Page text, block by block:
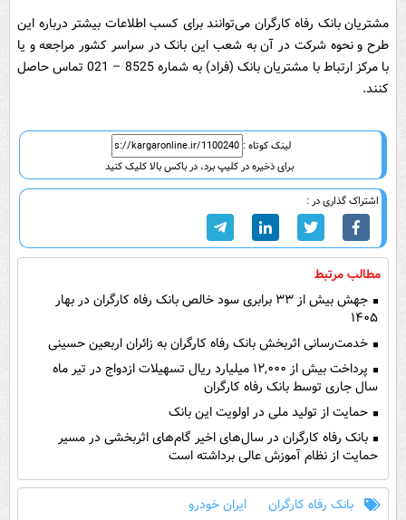
مشتریان بانک رفاه کارگران می‌توانند برای کسب اطلاعات بیشتر درباره این
طرح و نحوه شرکت در آن به شعب این بانک در سراسر کشور مراجعه و یا
با مرکز ارتباط با مشتریان بانک (فراد) به شماره 8525 – 021 تماس حاصل
کنند.
لینک کوتاه :
برای ذخیره در کلیپ برد، در باکس بالا کلیک کنید
اشتراک گذاری در :
مطالب مرتبط
جهش بیش از ۳۳ برابری سود خالص بانک رفاه کارگران در بهار
۱۴۰۵
خدمت‌رسانی اثربخش بانک رفاه کارگران به زائران اربعین حسینی
پرداخت بیش از ۱۲,۰۰۰ میلیارد ریال تسهیلات ازدواج در تیر ماه
سال جاری توسط بانک رفاه کارگران
حمایت از تولید ملی در اولویت این بانک
بانک رفاه کارگران در سال‌های اخیر گام‌های اثربخشی در مسیر
حمایت از نظام آموزش عالی برداشته است
بانک رفاه کارگران ایران خودرو